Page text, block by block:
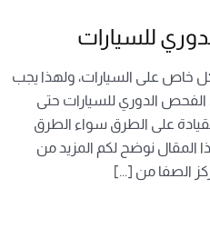
للسيارات
خاص على السيارات، ولهذا يجب
الدوري للسيارات حتى
على الطرق سواء الطرق
المقال نوضح لكم المزيد من
الصفا من [...]